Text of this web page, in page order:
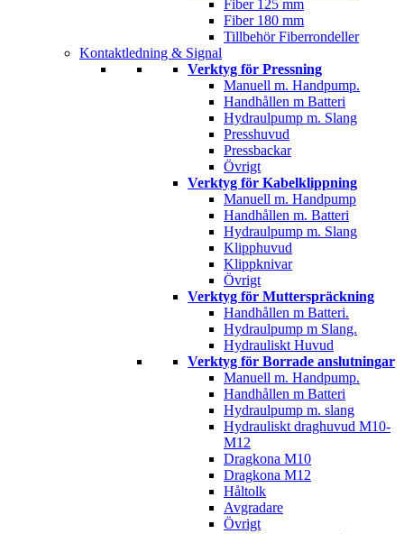
Fiber 125 mm
Fiber 180 mm
Tillbehör Fiberrondeller
Kontaktledning & Signal
Verktyg för Pressning
Manuell m. Handpump.
Handhållen m Batteri
Hydraulpump m. Slang
Presshuvud
Pressbackar
Övrigt
Verktyg för Kabelklippning
Manuell m. Handpump
Handhållen m. Batteri
Hydraulpump m. Slang
Klipphuvud
Klippknivar
Övrigt
Verktyg för Mutterspräckning
Handhållen m Batteri.
Hydraulpump m Slang.
Hydrauliskt Huvud
Verktyg för Borrade anslutningar
Manuell m. Handpump.
Handhållen m Batteri
Hydraulpump m. slang
Hydrauliskt draghuvud M10-
M12
Dragkona M10
Dragkona M12
Håltolk
Avgradare
Övrigt